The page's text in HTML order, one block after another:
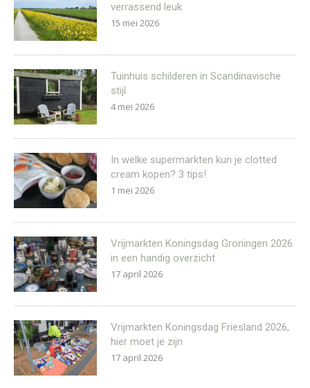
verrassend leuk
15 mei 2026
Tuinhuis schilderen in Scandinavische
stijl
4 mei 2026
In welke supermarkten kun je clotted
cream kopen? 3 tips!
1 mei 2026
Vrijmarkten Koningsdag Groningen 2026
in een handig overzicht
17 april 2026
Vrijmarkten Koningsdag Friesland 2026,
hier moet je zijn
17 april 2026